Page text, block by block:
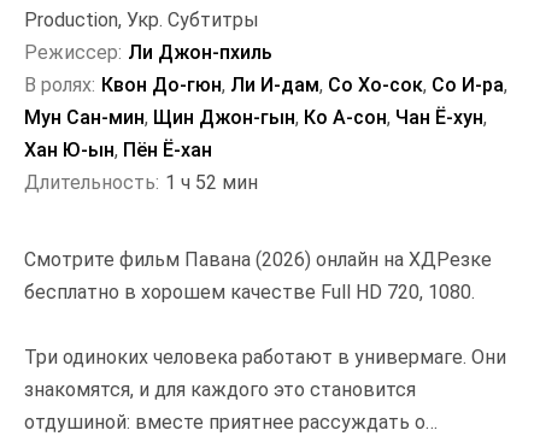
Смотрите фильм Павана (2026) онлайн на ХДРезке
бесплатно в хорошем качестве Full HD 720, 1080.
Три одиноких человека работают в универмаге. Они
знакомятся, и для каждого это становится
отдушиной: вместе приятнее рассуждать о
Production, Укр. Субтитры
Режиссер: Ли Джон-пхиль
В ролях: Квон До-гюн, Ли И-дам, Со Хо-сок, Со И-ра,
Мун Сан-мин, Щин Джон-гын, Ко А-сон, Чан Ё-хун,
Хан Ю-ын, Пён Ё-хан
Длительность: 1 ч 52 мин